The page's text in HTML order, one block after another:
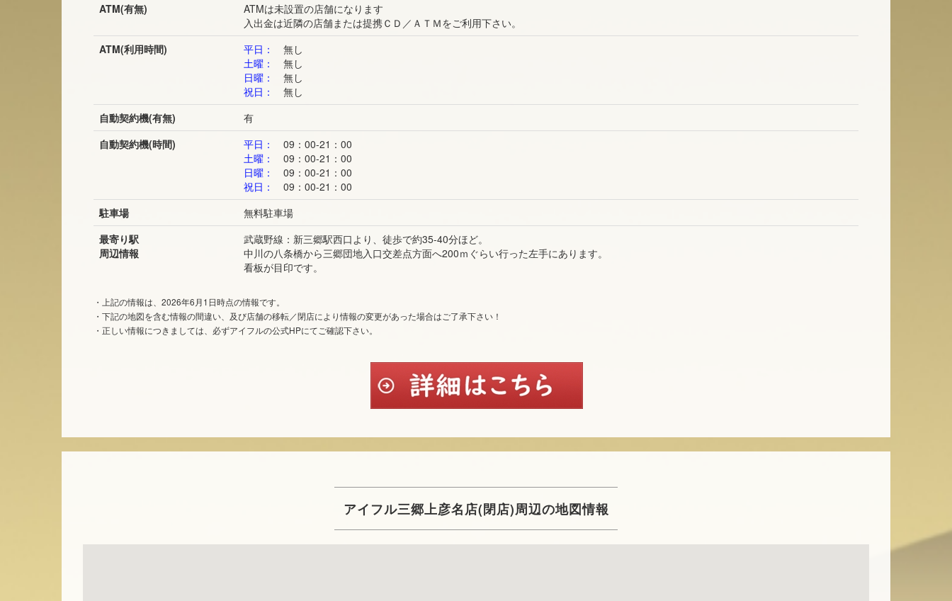
ATM(有無)
ATMは未設置の店舗になります
入出金は近隣の店舗または提携ＣＤ／ＡＴＭをご利用下さい。
ATM(利用時間)
平日：
無し
土曜：
無し
日曜：
無し
祝日：
無し
自動契約機(有無)
有
自動契約機(時間)
平日：
09：00-21：00
土曜：
09：00-21：00
日曜：
09：00-21：00
祝日：
09：00-21：00
駐車場
無料駐車場
最寄り駅
周辺情報
武蔵野線：新三郷駅西口より、徒歩で約35-40分ほど。
中川の八条橋から三郷団地入口交差点方面へ200ｍぐらい行った左手にあります。
看板が目印です。
・上記の情報は、2026年6月1日時点の情報です。
・下記の地図を含む情報の間違い、及び店舗の移転／閉店により情報の変更があった場合はご了承下さい！
・正しい情報につきましては、必ずアイフルの公式HPにてご確認下さい。
アイフル三郷上彦名店(閉店)周辺の地図情報